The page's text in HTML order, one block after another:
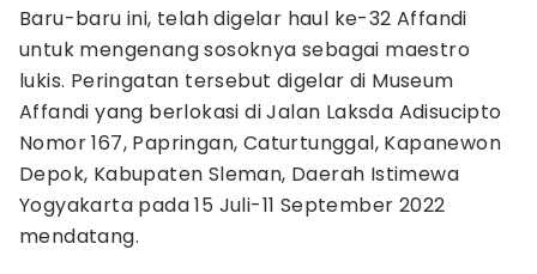
Baru-baru ini, telah digelar haul ke-32 Affandi
untuk mengenang sosoknya sebagai maestro
lukis. Peringatan tersebut digelar di Museum
Affandi yang berlokasi di Jalan Laksda Adisucipto
Nomor 167, Papringan, Caturtunggal, Kapanewon
Depok, Kabupaten Sleman, Daerah Istimewa
Yogyakarta pada 15 Juli-11 September 2022
mendatang.